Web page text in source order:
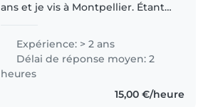
ans et je vis à Montpellier. Étant
l'étranger,je parle couramment
espagnol, avec de bonnes bases
en anglais . J'ai..
Expérience: > 2 ans
Délai de réponse moyen: 2
heures
15,00 €/heure